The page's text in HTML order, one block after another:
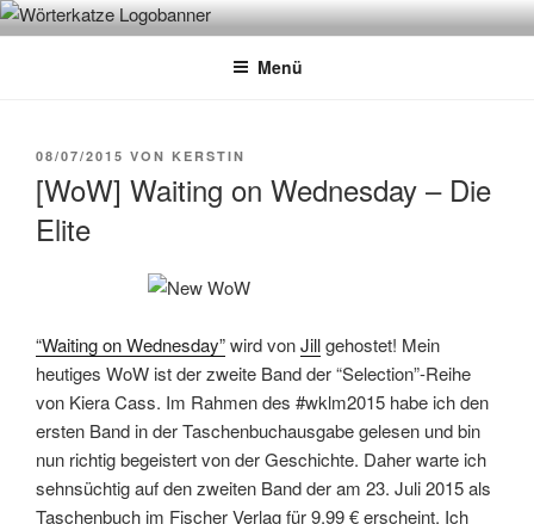
Zum
InhaltWÖRTERKATZE
Von Büchern erzählen
Menü
VERÖFFENTLICHT
08/07/2015 VON KERSTIN
[WoW] Waiting on Wednesday – Die
Elite
“Waiting on Wednesday”wird vonJillgehostet! Mein
heutiges WoW ist der zweite Band der “Selection”-Reihe
von Kiera Cass. Im Rahmen des #wklm2015 habe ich den
ersten Band in der Taschenbuchausgabe gelesen und bin
nun richtig begeistert von der Geschichte. Daher warte ich
sehnsüchtig auf den zweiten Band der am 23. Juli 2015 als
Taschenbuch im Fischer Verlag für 9,99 € erscheint. Ich